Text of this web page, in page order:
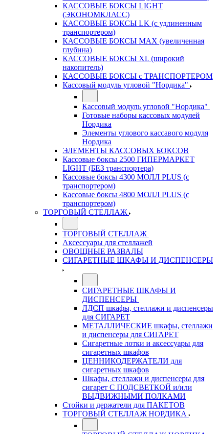
КАССОВЫЕ БОКСЫ LIGHT
(ЭКОНОМКЛАСС)
КАССОВЫЕ БОКСЫ LK (с удлиненным
транспортером)
КАССОВЫЕ БОКСЫ MAX (увеличенная
глубина)
КАССОВЫЕ БОКСЫ XL (широкий
накопитель)
КАССОВЫЕ БОКСЫ с ТРАНСПОРТЕРОМ
Кассовый модуль угловой "Нордика"
Кассовый модуль угловой "Нордика"
Готовые наборы кассовых модулей
Нордика
Элементы углового кассавого модуля
Нордика
ЭЛЕМЕНТЫ КАССОВЫХ БОКСОВ
Кассовые боксы 2500 ГИПЕРМАРКЕТ
LIGHT (БЕЗ транспортера)
Кассовые боксы 4300 МОЛЛ PLUS (с
транспортером)
Кассовые боксы 4800 МОЛЛ PLUS (с
транспортером)
ТОРГОВЫЙ СТЕЛЛАЖ
ТОРГОВЫЙ СТЕЛЛАЖ
Аксессуары для стеллажей
ОВОЩНЫЕ РАЗВАЛЫ
СИГАРЕТНЫЕ ШКАФЫ И ДИСПЕНСЕРЫ
СИГАРЕТНЫЕ ШКАФЫ И
ДИСПЕНСЕРЫ
ЛДСП шкафы, стеллажи и диспенсеры
для СИГАРЕТ
МЕТАЛЛИЧЕСКИЕ шкафы, стеллажи
и диспенсеры для СИГАРЕТ
Сигаретные лотки и аксессуары для
сигаретных шкафов
ЦЕННИКОДЕРЖАТЕЛИ для
сигаретных шкафов
Шкафы, стеллажи и диспенсеры для
сигарет С ПОДСВЕТКОЙ и/или
ВЫДВИЖНЫМИ ПОЛКАМИ
Стойки и держатели для ПАКЕТОВ
ТОРГОВЫЙ СТЕЛЛАЖ НОРДИКА